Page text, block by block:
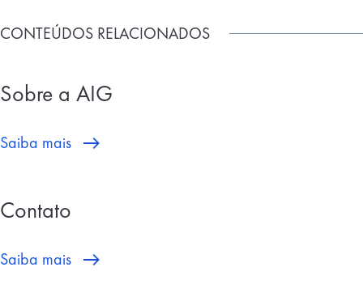
CONTEÚDOS RELACIONADOS
Sobre a AIG
Saiba mais
Contato
Saiba mais